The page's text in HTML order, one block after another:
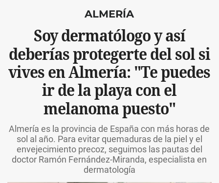
ALMERÍA
Soy dermatólogo y así
deberías protegerte del sol si
vives en Almería: "Te puedes
ir de la playa con el
melanoma puesto"
Almería es la provincia de España con más horas de
sol al año. Para evitar quemaduras de la piel y el
envejecimiento precoz, seguimos las pautas del
doctor Ramón Fernández-Miranda, especialista en
dermatología